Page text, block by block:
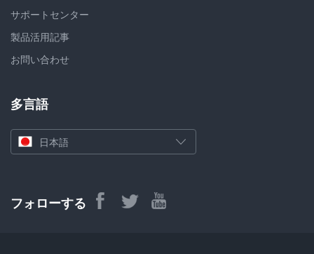
サポートセンター
製品活用記事
お問い合わせ
多言語
日本語
フォローする